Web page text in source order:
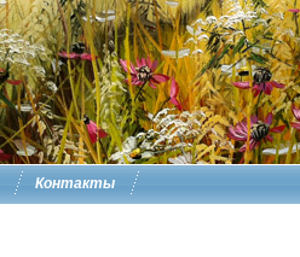
Контакты